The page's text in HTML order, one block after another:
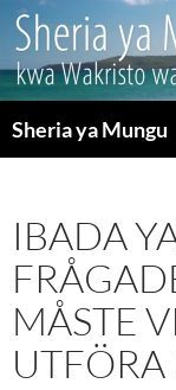
Sheria ya Mungu
IBADA
MÅSTE